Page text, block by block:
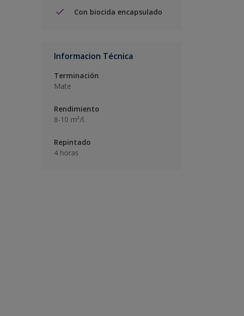
Con biocida encapsulado
Informacion Técnica
Terminación
Mate
Rendimiento
8-10 m²/l.
Repintado
4 horas